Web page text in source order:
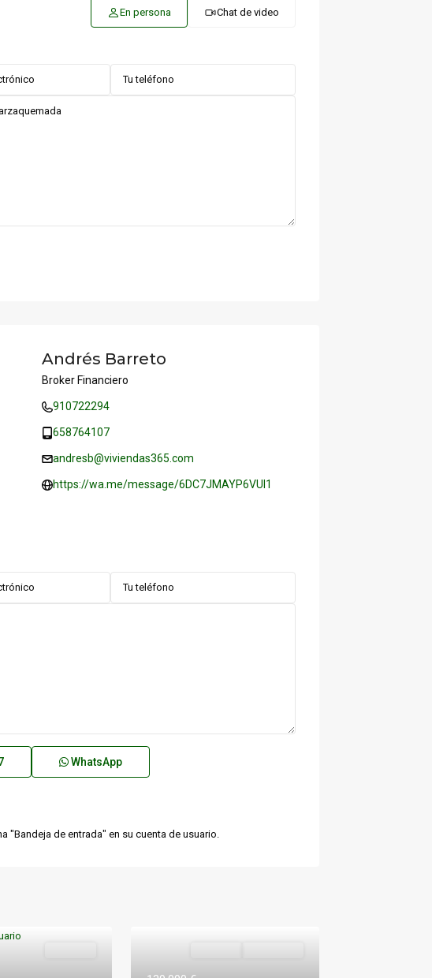
En persona Chat de video
Andrés Barreto
Broker Financiero
910722294
658764107
andresb@viviendas365.com
https://wa.me/message/6DC7JMAYP6VUI1
WhatsApp
"Bandeja de entrada" en su cuenta de usuario.